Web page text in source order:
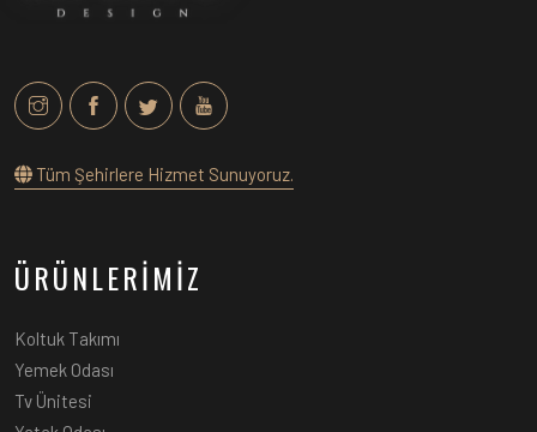
Tüm Şehirlere Hizmet Sunuyoruz.
ÜRÜNLERİMİZ
Koltuk Takımı
Yemek Odası
Tv Ünitesi